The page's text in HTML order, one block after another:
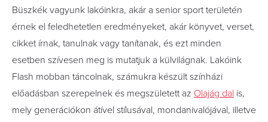
Büszkék vagyunk lakóinkra, akár a senior sport területén
érnek el feledhetetlen eredményeket, akár könyvet, verset,
cikket írnak, tanulnak vagy tanítanak, és ezt minden
esetben szívesen meg is mutatjuk a külvilágnak. Lakóink
Flash mobban táncolnak, számukra készült színházi
előadásban szerepelnek és megszületett az Olajág dal is,
mely generációkon átível stílusával, mondanivalójával, illetve